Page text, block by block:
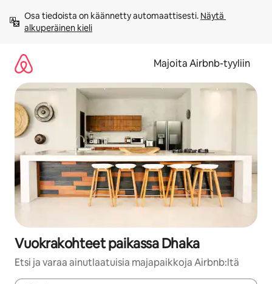
sisältö
väliin
Osa tiedoista on käännetty automaattisesti. Näytä
alkuperäinen kieli
Majoita Airbnb-tyyliin
Vuokrakohteet paikassa Dhaka
Etsi ja varaa ainutlaatuisia majapaikkoja Airbnb:ltä